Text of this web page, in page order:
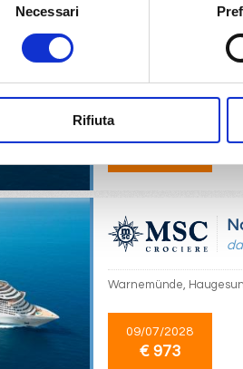
Necessari
Rifiuta
da
Copenhagen,
da
Warnemünde,
09/07/2028
€ 973